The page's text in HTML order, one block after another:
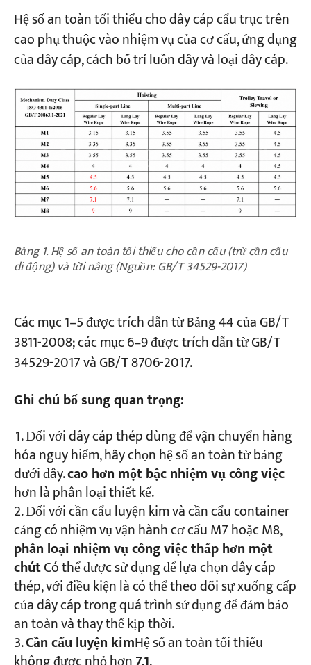
Hệ số an toàn tối thiểu cho dây cáp cẩu trục trên
cao phụ thuộc vào nhiệm vụ của cơ cấu, ứng dụng
của dây cáp, cách bố trí luồn dây và loại dây cáp.
Bảng 1. Hệ số an toàn tối thiểu cho cần cẩu (trừ cần cẩu
di động) và tời nâng (Nguồn: GB/T 34529-2017)
Các mục 1–5 được trích dẫn từ Bảng 44 của GB/T
3811-2008; các mục 6–9 được trích dẫn từ GB/T
34529-2017 và GB/T 8706-2017.
Ghi chú bổ sung quan trọng:
Đối với dây cáp thép dùng để vận chuyển hàng
hóa nguy hiểm, hãy chọn hệ số an toàn từ bảng
dưới đây.cao hơn một bậc nhiệm vụ công việc
hơn là phân loại thiết kế.
Đối với cần cẩu luyện kim và cần cẩu container
cảng có nhiệm vụ vận hành cơ cấu M7 hoặc M8,
phân loại nhiệm vụ công việc thấp hơn một
chútCó thể được sử dụng để lựa chọn dây cáp
thép, với điều kiện là có thể theo dõi sự xuống cấp
của dây cáp trong quá trình sử dụng để đảm bảo
an toàn và thay thế kịp thời.
Cần cẩu luyện kimHệ số an toàn tối thiểu